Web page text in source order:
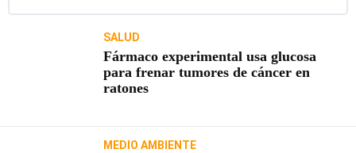
SALUD
Fármaco experimental usa glucosa
para frenar tumores de cáncer en
ratones
MEDIO AMBIENTE